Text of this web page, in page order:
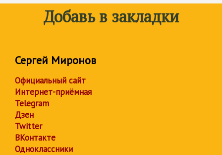
Добавь в закладки
Сергей Миронов
Официальный сайт
Интернет-приёмная
Telegram
Дзен
Twitter
ВКонтакте
Одноклассники